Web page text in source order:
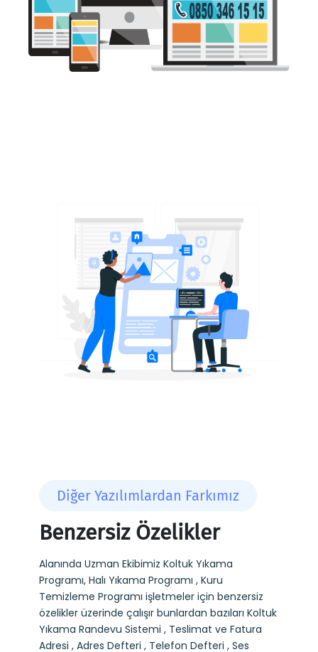
Diğer Yazılımlardan Farkımız
Benzersiz Özelikler
Alanında Uzman Ekibimiz Koltuk Yıkama
Programı, Halı Yıkama Programı , Kuru
Temizleme Programı işletmeler için benzersiz
özelikler üzerinde çalışır bunlardan bazıları Koltuk
Yıkama Randevu Sistemi , Teslimat ve Fatura
Adresi , Adres Defteri , Telefon Defteri , Ses